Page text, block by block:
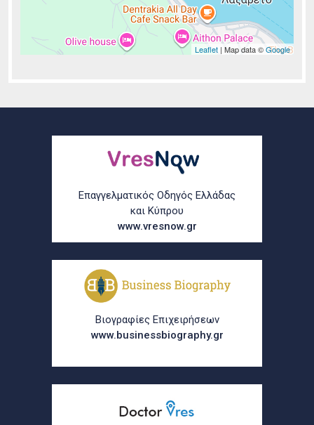
Leaflet | Map data ©Google
Επαγγελματικός Οδηγός Ελλάδας
και Κύπρου
www.vresnow.gr
Βιογραφίες Επιχειρήσεων
www.businessbiography.gr